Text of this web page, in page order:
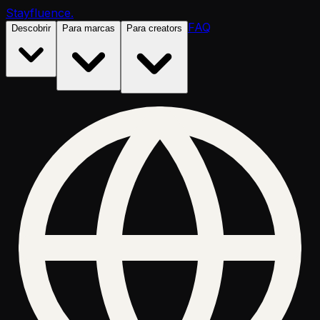
Stayfluence.
Descobrir Para marcas Para creators FAQ